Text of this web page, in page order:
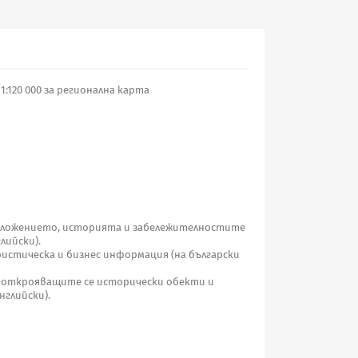
000 за регионална карта
историята и забележителностите
и бизнес информация (на български
открояващите се исторически обекти и